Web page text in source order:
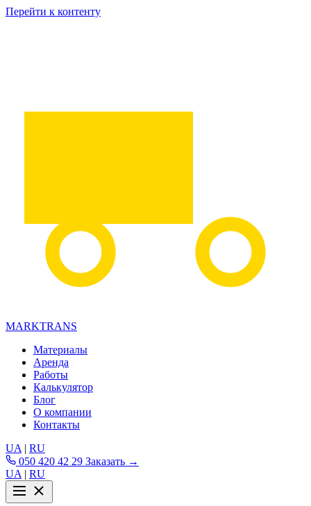
Перейти к контенту
MARKTRANS
Материалы
Аренда
Работы
Калькулятор
Блог
О компании
Контакты
UA | RU
050 420 42 29 Заказать →
UA | RU